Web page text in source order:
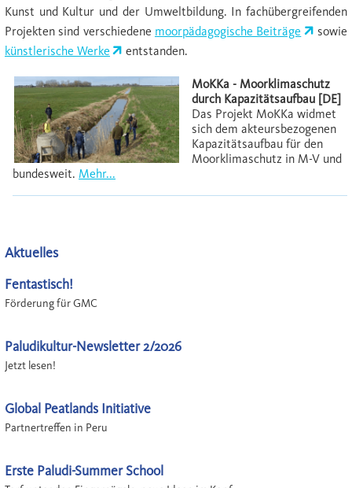
Kunst und Kultur und der Umweltbildung. In fachübergreifenden
Projekten sind verschiedene moorpädagogische Beiträge
sowie
künstlerische Werke
entstanden.
MoKKa - Moorklimaschutz
durch Kapazitätsaufbau [DE]
Das Projekt MoKKa widmet
sich dem akteursbezogenen
Kapazitätsaufbau für den
Moorklimaschutz in M-V und
bundesweit. Mehr...
Aktuelles
Fentastisch!
Förderung für GMC
Paludikultur-Newsletter 2/2026
Jetzt lesen!
Global Peatlands Initiative
Partnertreffen in Peru
Erste Paludi-Summer School